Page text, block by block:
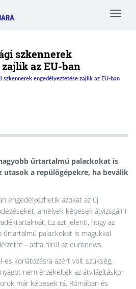
Toggle
szkennerek
az EU-ban
szkennerek engedélyeztetése zajlik az EU-ban
űrtartalmú palackokat is
utasok a repülőgépekre, ha beválik
engedélyezhetik azokat az új
amelyek képesek átvizsgálni
Ez azt jelenti, hogy az
palackokat is magukkal
- adta hírül az euronews.
es korlátozásra azért volt szükség,
nem érzékelték az átvilágításkor
már képesek rá. Rómában és